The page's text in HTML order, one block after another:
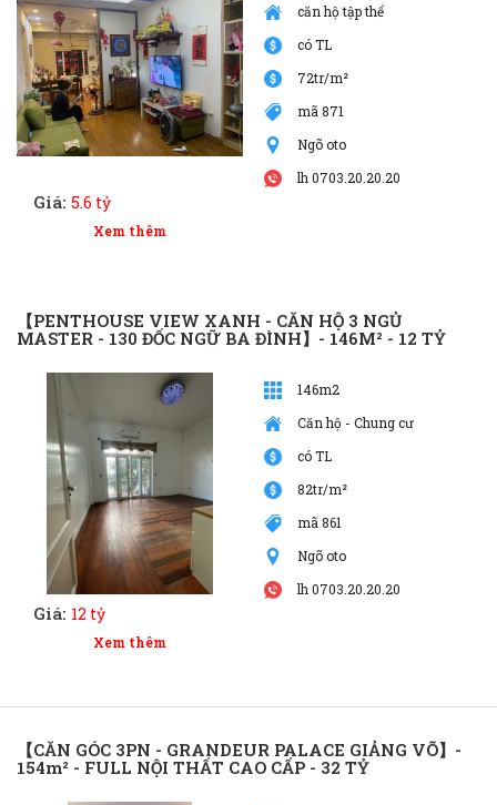
Giá: 5.6 tỷ
Xem thêm
căn hộ tập thể
có TL
72tr/m²
mã 871
Ngõ oto
lh 0703.20.20.20
【PENTHOUSE VIEW XANH - CĂN HỘ 3 NGỦ
MASTER - 130 ĐỐC NGỮ BA ĐÌNH】- 146M² - 12 TỶ
Giá: 12 tỷ
Xem thêm
146m2
Căn hộ - Chung cư
có TL
82tr/m²
mã 861
Ngõ oto
lh 0703.20.20.20
【CĂN GÓC 3PN - GRANDEUR PALACE GIẢNG VÕ】-
154m² - FULL NỘI THẤT CAO CẤP - 32 TỶ